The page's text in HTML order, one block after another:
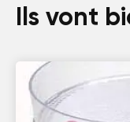
Ils vont